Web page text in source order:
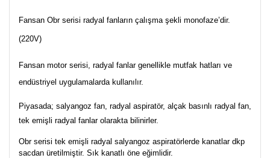
Fansan Obr serisi radyal fanların çalışma şekli monofaze’dir.
(220V)
Fansan motor serisi, radyal fanlar genellikle mutfak hatları ve
endüstriyel uygulamalarda kullanılır.
Piyasada; salyangoz fan, radyal aspiratör, alçak basınlı radyal fan,
tek emişli radyal fanlar olarakta bilinirler.
Obr serisi tek emişli radyal salyangoz aspiratörlerde kanatlar dkp
sacdan üretilmiştir. Sık kanatlı öne eğimlidir.